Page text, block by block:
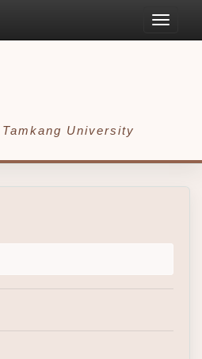
Toggle
Tamkang University